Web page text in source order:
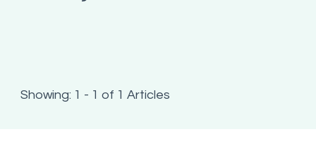
Showing: 1 - 1 of 1 Articles